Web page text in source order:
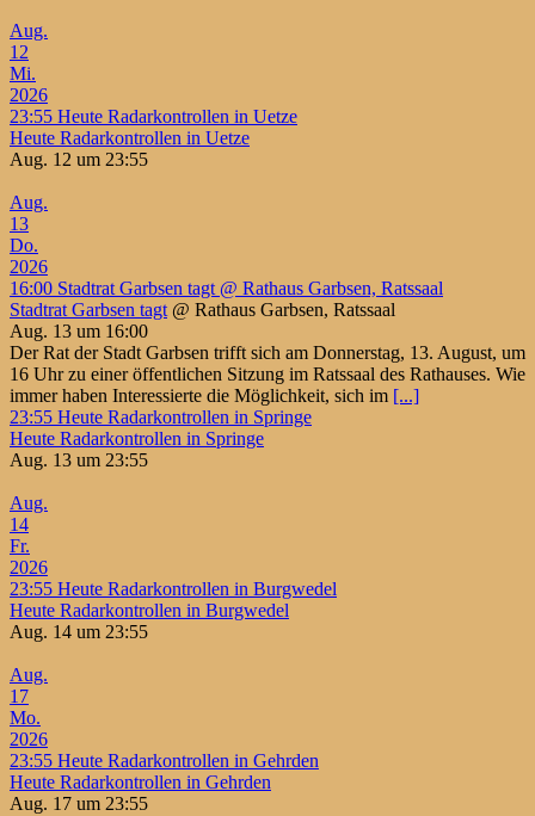
Aug.
12
Mi.
2026
23:55 Heute Radarkontrollen in Uetze
Heute Radarkontrollen in Uetze
Aug. 12 um 23:55
Aug.
13
Do.
2026
16:00 Stadtrat Garbsen tagt @ Rathaus Garbsen, Ratssaal
Stadtrat Garbsen tagt @ Rathaus Garbsen, Ratssaal
Aug. 13 um 16:00
Der Rat der Stadt Garbsen trifft sich am Donnerstag, 13. August, um
16 Uhr zu einer öffentlichen Sitzung im Ratssaal des Rathauses. Wie
immer haben Interessierte die Möglichkeit, sich im [...]
23:55 Heute Radarkontrollen in Springe
Heute Radarkontrollen in Springe
Aug. 13 um 23:55
Aug.
14
Fr.
2026
23:55 Heute Radarkontrollen in Burgwedel
Heute Radarkontrollen in Burgwedel
Aug. 14 um 23:55
Aug.
17
Mo.
2026
23:55 Heute Radarkontrollen in Gehrden
Heute Radarkontrollen in Gehrden
Aug. 17 um 23:55